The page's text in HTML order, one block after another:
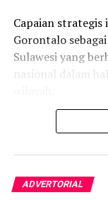
Capaian strategis
Gorontalo
Sulawesi yang
nasional dalam
Sebagai pusat
Tomini, Kota
stabilitas
mobilitas
ADVERTORIAL